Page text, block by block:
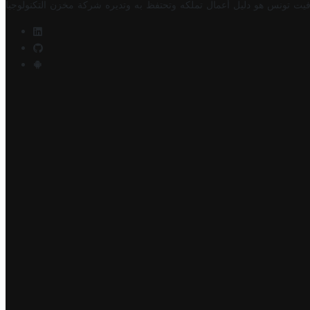
تونس هو دليل أعمال تملكه وتحتفظ به وتديره شركة مخزن التكنولوجيا